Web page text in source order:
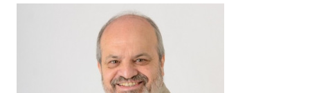
Juan Carlos Valda
11 junio, 2010 at 2:09 pm